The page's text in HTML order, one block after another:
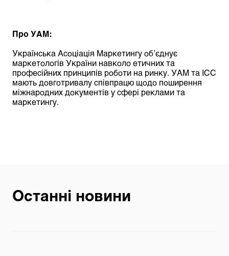
Про УАМ:
Українська Асоціація Маркетингу об’єднує
маркетологів України навколо етичних та
професійних принципів роботи на ринку. УАМ та ІСС
мають довготривалу співпрацю щодо поширення
міжнародних документів у сфері реклами та
маркетингу.
Останні новини